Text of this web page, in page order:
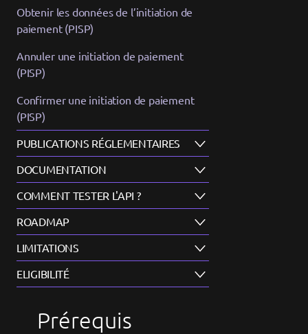
Obtenir les données de l’initiation de
paiement (PISP)
Annuler une initiation de paiement
(PISP)
Confirmer une initiation de paiement
(PISP)
PUBLICATIONS RÉGLEMENTAIRES
DOCUMENTATION
COMMENT TESTER L'API ?
ROADMAP
LIMITATIONS
ELIGIBILITÉ
Prérequis